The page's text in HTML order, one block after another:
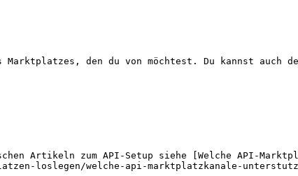
den du von möchtest. Du kannst auch
Artikeln zum API-Setup siehe [Welche API-
loslegen/welche-api-marktplatzkanale-